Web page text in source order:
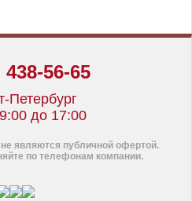
438-56-65
Петербург
до 17:00
являются публичной офертой.
по телефонам компании.